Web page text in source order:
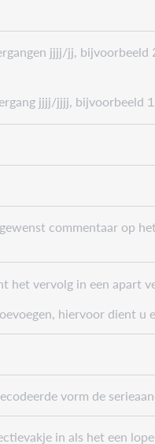
jjjj/jj, bijvoorbeeld
jjjj/jjjj, bijvoorbeeld
commentaar op
het vervolg in een apart
hiervoor dient u
vorm de
in als het een